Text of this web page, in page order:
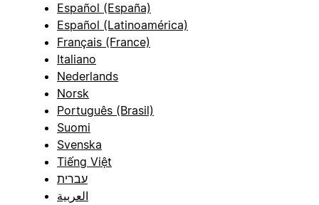
Español (España)
Español (Latinoamérica)
Français (France)
Italiano
Nederlands
Norsk
Português (Brasil)
Suomi
Svenska
Tiếng Việt
עברית
العربية